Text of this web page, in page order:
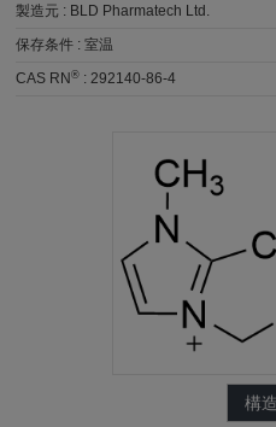
製造元 : BLD Pharmatech Ltd.
保存条件 :室温
CAS RN® :292140-86-4
構